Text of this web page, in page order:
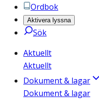
Ordbok
Aktivera lyssna
Sök
Aktuellt
Aktuellt
Dokument & lagar
Dokument & lagar